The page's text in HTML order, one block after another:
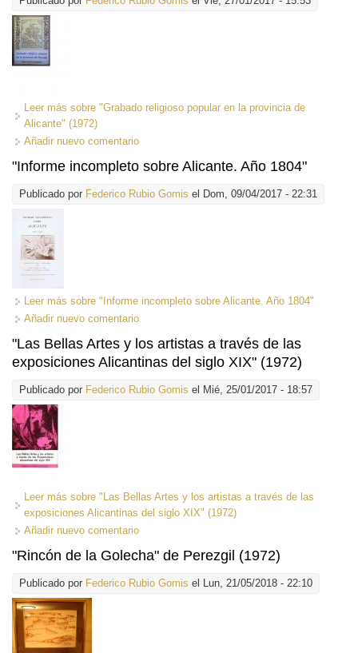
Leer más sobre "Grabado religioso popular en la provincia de
Alicante" (1972)
Añadir nuevo comentario
"Informe incompleto sobre Alicante. Año 1804"
Publicado por Federico Rubio Gomis el Dom, 09/04/2017 - 22:31
Leer más sobre "Informe incompleto sobre Alicante. Año 1804"
Añadir nuevo comentario
"Las Bellas Artes y los artistas a través de las
exposiciones Alicantinas del siglo XIX" (1972)
Publicado por Federico Rubio Gomis el Mié, 25/01/2017 - 18:57
Leer más sobre "Las Bellas Artes y los artistas a través de las
exposiciones Alicantinas del siglo XIX" (1972)
Añadir nuevo comentario
"Rincón de la Golecha" de Perezgil (1972)
Publicado por Federico Rubio Gomis el Lun, 21/05/2018 - 22:10